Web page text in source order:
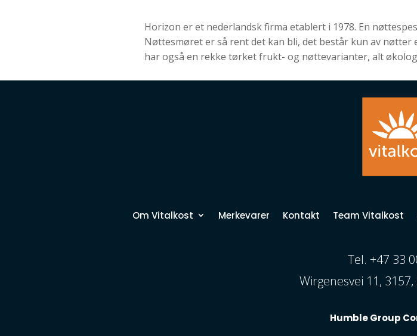
Horizon er et nederlandsk firma etablert i 1978. En
Nøttesmøret er så rent det kan bli, det består kun av
har også en rekke tørket frukt- og nøttevarianter, alt
Om Vitalkost Merkevarer Kontakt Team Vitalkost
Tel. +47 33
Wirgenesvei 11,
Humble Group